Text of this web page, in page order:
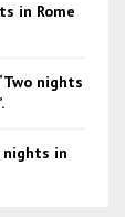
in Rome
nights
nights in